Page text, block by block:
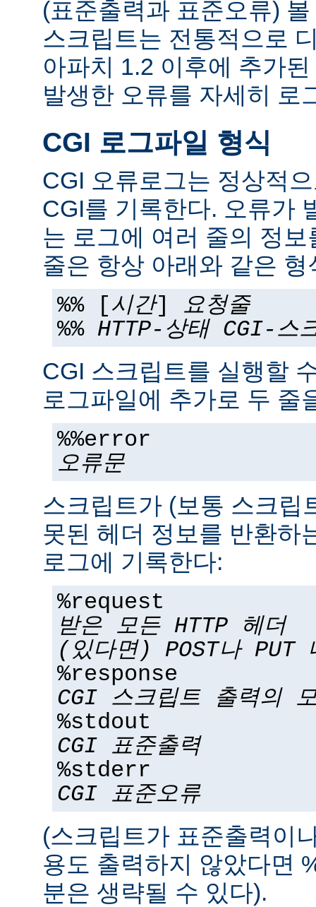
(표준출력과 표준오류)
스크립트는 전통적으로
아파치 1.2 이후에 추가
발생한 오류를 자세히 로
CGI 로그파일 형식
CGI 오류로그는 정상적
CGI를 기록한다. 오류가
는 로그에 여러 줄의 정
줄은 항상 아래와 같은 형
%% [시간] 요청줄
%% HTTP-상태 CGI-스
CGI 스크립트를 실행할
로그파일에 추가로 두 줄
%%error
오류문
스크립트가 (보통 스크립
못된 헤더 정보를 반환하
로그에 기록한다:
%request
받은 모든 HTTP 헤더
(있다면) POST나 PUT
%response
CGI 스크립트 출력의
%stdout
CGI 표준출력
%stderr
CGI 표준오류
(스크립트가 표준출력이
용도 출력하지 않았다면
분은 생략될 수 있다).